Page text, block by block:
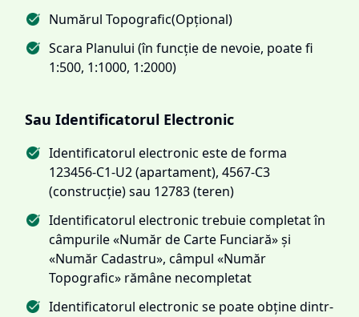
Numărul Topografic(Opțional)
Scara Planului (în funcție de nevoie, poate fi
1:500, 1:1000, 1:2000)
Sau Identificatorul Electronic
Identificatorul electronic este de forma
123456-C1-U2 (apartament), 4567-C3
(construcție) sau 12783 (teren)
Identificatorul electronic trebuie completat în
câmpurile «Număr de Carte Funciară» și
«Număr Cadastru», câmpul «Număr
Topografic» rămâne necompletat
Identificatorul electronic se poate obține dintr-